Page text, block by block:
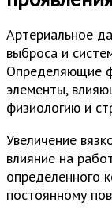
Артериальное
выброса и
Определяющие
элементы,
физиологию и
Увеличение
влияние на
определенного
постоянному